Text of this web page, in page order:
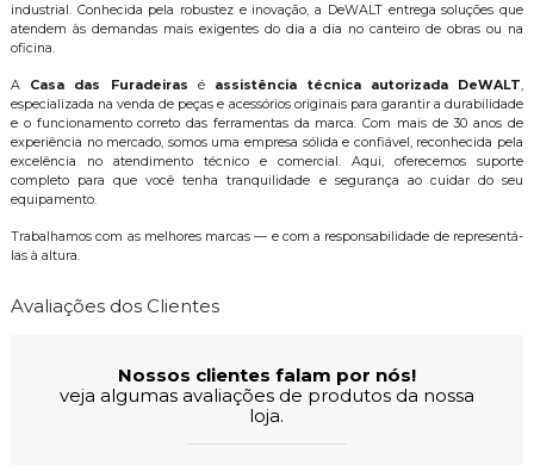
industrial. Conhecida pela robustez e inovação, a DeWALT entrega soluções que
atendem às demandas mais exigentes do dia a dia no canteiro de obras ou na
oficina.
A Casa das Furadeiras é assistência técnica autorizada DeWALT
especializada na venda de peças e acessórios originais para garantir a durabilidade
e o funcionamento correto das ferramentas da marca. Com mais de 30 anos de
experiência no mercado, somos uma empresa sólida e confiável, reconhecida pela
excelência no atendimento técnico e comercial. Aqui, oferecemos suporte
completo para que você tenha tranquilidade e segurança ao cuidar do seu
equipamento.
Trabalhamos com as melhores marcas — e com a responsabilidade de representá-
las à altura.
Avaliações dos Clientes
Nossos clientes falam por nós!
veja algumas avaliações de produtos da nossa
loja.